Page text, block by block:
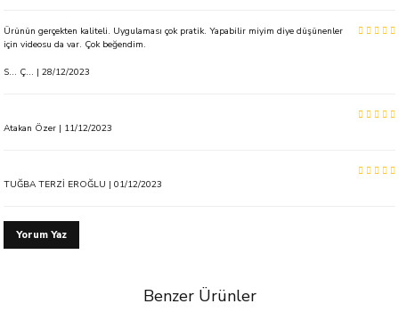
Ürünün gerçekten kaliteli. Uygulaması çok pratik. Yapabilir miyim diye düşünenler
için videosu da var. Çok beğendim.
S... Ç... | 28/12/2023
Atakan Özer | 11/12/2023
TUĞBA TERZİ EROĞLU | 01/12/2023
Yorum Yaz
Benzer Ürünler